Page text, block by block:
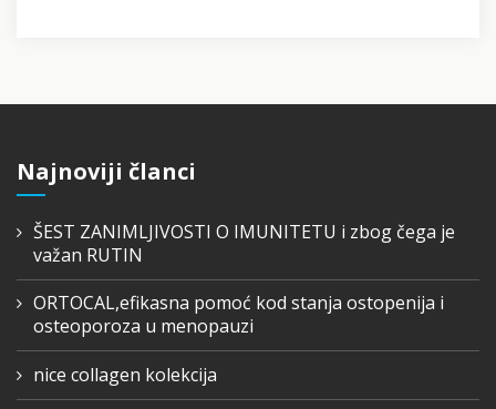
Najnoviji članci
ŠEST ZANIMLJIVOSTI O IMUNITETU i zbog čega je
važan RUTIN
ORTOCAL,efikasna pomoć kod stanja ostopenija i
osteoporoza u menopauzi
nice collagen kolekcija